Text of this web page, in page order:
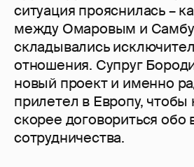
ситуация прояснилась –
между Омаровым и
складывались
отношения. Супруг
новый проект и именно
прилетел в Европу,
скорее договориться обо
сотрудничества.